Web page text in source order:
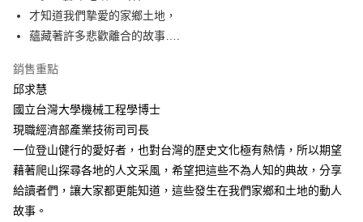
付款後7-11取貨
每筆NT$60，滿NT$499(含以上)免運費
宅配
每筆NT$100，滿NT$499(含以上)免運費
才知道我們摯愛的家鄉土地，
蘊藏著許多悲歡離合的故事….
銷售重點
邱求慧
國立台灣大學機械工程學博士
現職經濟部產業技術司司長
一位登山健行的愛好者，也對台灣的歷史文化極有熱情，所以期望
藉著爬山探尋各地的人文采風，希望把這些不為人知的典故，分享
給讀者們，讓大家都更能知道，這些發生在我們家鄉和土地的動人
故事。